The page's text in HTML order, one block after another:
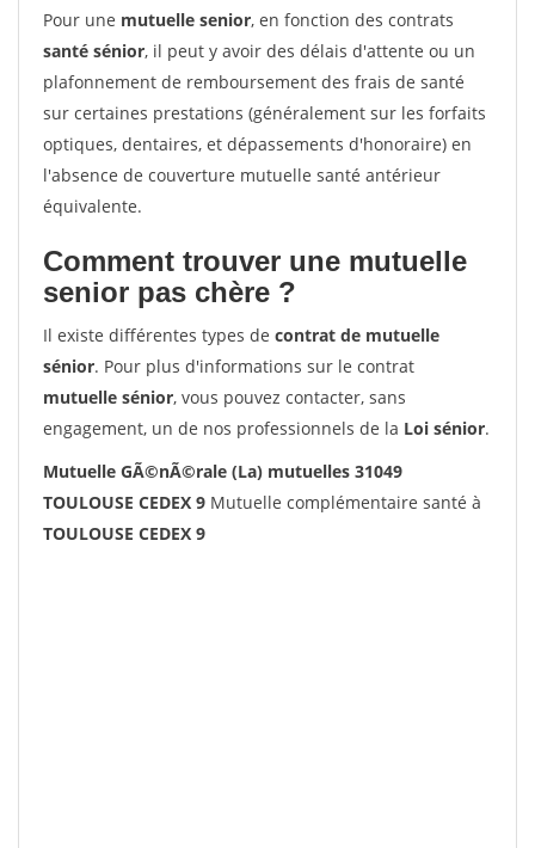
Pour une mutuelle senior, en fonction des contrats
santé sénior, il peut y avoir des délais d'attente ou un
plafonnement de remboursement des frais de santé
sur certaines prestations (généralement sur les forfaits
optiques, dentaires, et dépassements d'honoraire) en
l'absence de couverture mutuelle santé antérieur
équivalente.
Comment trouver une mutuelle
senior pas chère ?
Il existe différentes types de contrat de mutuelle
sénior. Pour plus d'informations sur le contrat
mutuelle sénior, vous pouvez contacter, sans
engagement, un de nos professionnels de la Loi sénior.
Mutuelle GÃ©nÃ©rale (La) mutuelles 31049
TOULOUSE CEDEX 9 Mutuelle complémentaire santé à
TOULOUSE CEDEX 9